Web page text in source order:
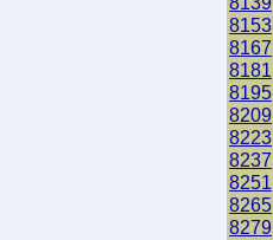
8153
8167
8181
8195
8209
8223
8237
8251
8265
8279